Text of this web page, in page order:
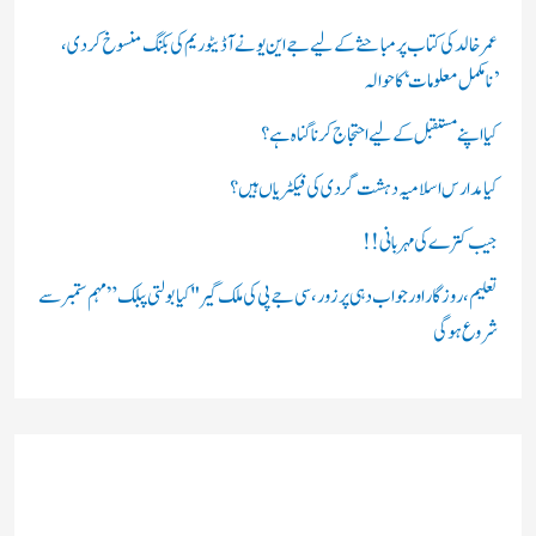
ں
:
عمر خالد کی کتاب پر مباحثے کے لیے جے این یو نے آڈیٹوریم کی بکنگ منسوخ کردی،
’نامکمل معلومات‘ کا حوالہ
کیا اپنے مستقبل کے لیے احتجاج کرنا گناہ ہے؟
کیا مدارس اسلامیہ دہشت گردی کی فیکٹریاں ہیں؟
جیب کترے کی مہربانی !!
تعلیم، روزگار اور جواب دہی پر زور، سی جے پی کی ملک گیر "کیا بولتی پبلک” مہم ستمبر سے
شروع ہوگی